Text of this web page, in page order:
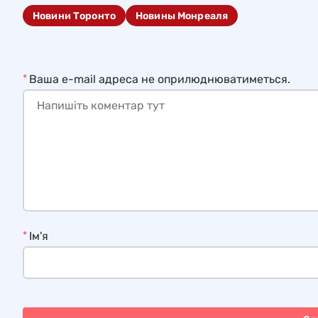
Новини Торонто Новины Монреаля
Ваша e-mail адреса не оприлюднюватиметься.
*
Ім'я
*